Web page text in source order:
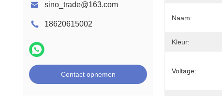
sino_trade@163.com
18620615002
Contact opnemen
Naam:
Kleur:
Voltage: